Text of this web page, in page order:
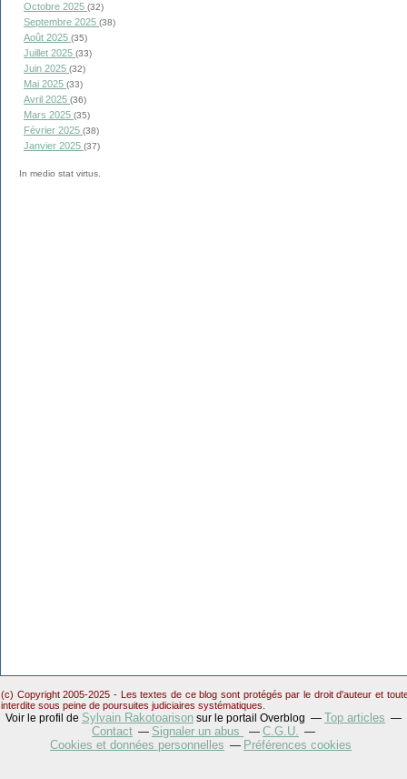
Octobre 2025 (32)
Septembre 2025 (38)
Août 2025 (35)
Juillet 2025 (33)
Juin 2025 (32)
Mai 2025 (33)
Avril 2025 (36)
Mars 2025 (35)
Février 2025 (38)
Janvier 2025 (37)
In medio stat virtus.
(c) Copyright 2005-2025 - Les textes de ce blog sont protégés par le droit d'auteur et
interdite sous peine de poursuites judiciaires systématiques.
Voir le profil de Sylvain Rakotoarison sur le portail Overblog
Top articles
Contact
Signaler un abus
C.G.U.
Cookies et données personnelles
Préférences cookies